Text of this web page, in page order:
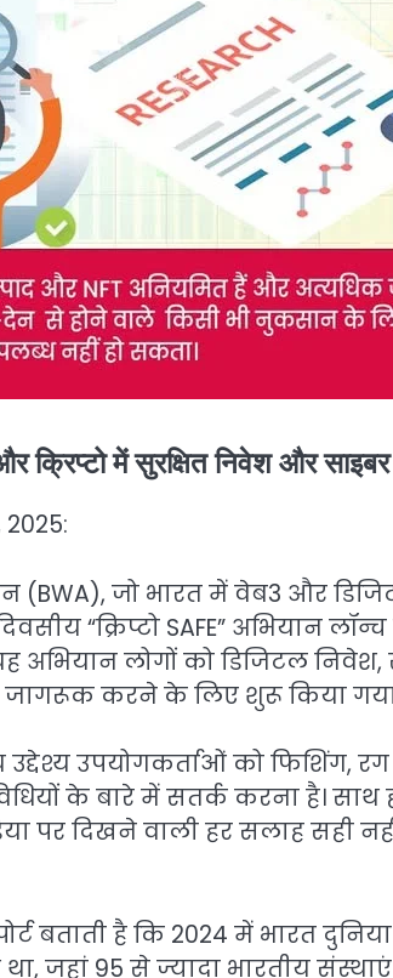
क्रिप्टो में सुरक्षित निवेश और
(BWA), जो भारत में वेब3 और
“क्रिप्टो SAFE” अभियान
अभियान लोगों को डिजिटल निवेश,
करने के लिए शुरू किया गया
उपयोगकर्ताओं को फिशिंग,
के बारे में सतर्क करना है। साथ
पर दिखने वाली हर सलाह सही
बताती है कि 2024 में भारत
जहां 95 से ज्यादा भारतीय